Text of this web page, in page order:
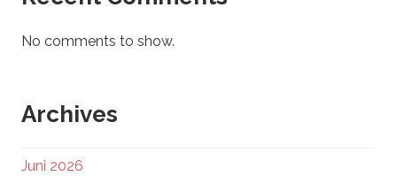
No comments to show.
Archives
Juni 2026